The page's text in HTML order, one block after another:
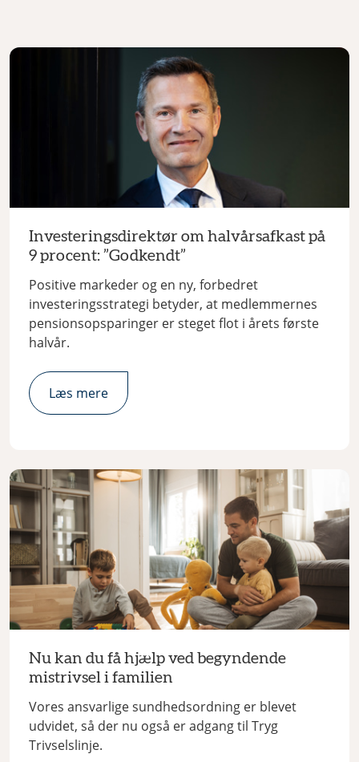
Investeringsdirektør om halvårsafkast på
9 procent: ”Godkendt”
Positive markeder og en ny, forbedret
investeringsstrategi betyder, at medlemmernes
pensionsopsparinger er steget flot i årets første
halvår.
Læs mere
Nu kan du få hjælp ved begyndende
mistrivsel i familien
Vores ansvarlige sundhedsordning er blevet
udvidet, så der nu også er adgang til Tryg
Trivselslinje.